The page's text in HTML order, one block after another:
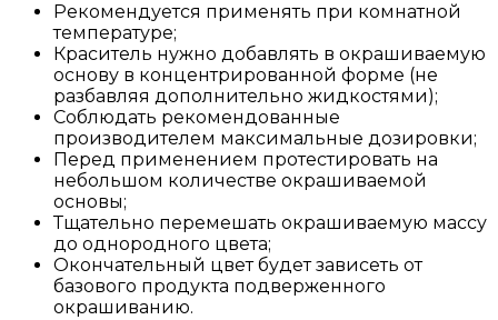
Рекомендуется применять при комнатной
температуре;
Краситель нужно добавлять в окрашиваемую
основу в концентрированной форме (не
разбавляя дополнительно жидкостями);
Соблюдать рекомендованные
производителем максимальные дозировки;
Перед применением протестировать на
небольшом количестве окрашиваемой
основы;
Тщательно перемешать окрашиваемую массу
до однородного цвета;
Окончательный цвет будет зависеть от
базового продукта подверженного
окрашиванию.